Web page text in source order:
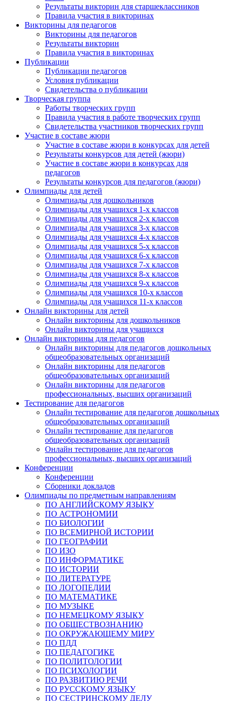
Результаты викторин для старшеклассников
Правила участия в викторинах
Викторины для педагогов
Викторины для педагогов
Результаты викторин
Правила участия в викторинах
Публикации
Публикации педагогов
Условия публикации
Свидетельства о публикации
Творческая группа
Работы творческих групп
Правила участия в работе творческих групп
Свидетельства участников творческих групп
Участие в составе жюри
Участие в составе жюри в конкурсах для детей
Результаты конкурсов для детей (жюри)
Участие в составе жюри в конкурсах для
педагогов
Результаты конкурсов для педагогов (жюри)
Олимпиады для детей
Олимпиады для дошкольников
Олимпиады для учащихся 1-х классов
Олимпиады для учащихся 2-х классов
Олимпиады для учащихся 3-х классов
Олимпиады для учащихся 4-х классов
Олимпиады для учащихся 5-х классов
Олимпиады для учащихся 6-х классов
Олимпиады для учащихся 7-х классов
Олимпиады для учащихся 8-х классов
Олимпиады для учащихся 9-х классов
Олимпиады для учащихся 10-х классов
Олимпиады для учащихся 11-х классов
Онлайн викторины для детей
Онлайн викторины для дошкольников
Онлайн викторины для учащихся
Онлайн викторины для педагогов
Онлайн викторины для педагогов дошкольных
общеобразовательных организаций
Онлайн викторины для педагогов
общеобразовательных организаций
Онлайн викторины для педагогов
профессиональных, высших организаций
Тестирование для педагогов
Онлайн тестирование для педагогов дошкольных
общеобразовательных организаций
Онлайн тестирование для педагогов
общеобразовательных организаций
Онлайн тестирование для педагогов
профессиональных, высших организаций
Конференции
Конференции
Сборники докладов
Олимпиады по предметным направлениям
ПО АНГЛИЙСКОМУ ЯЗЫКУ
ПО АСТРОНОМИИ
ПО БИОЛОГИИ
ПО ВСЕМИРНОЙ ИСТОРИИ
ПО ГЕОГРАФИИ
ПО ИЗО
ПО ИНФОРМАТИКЕ
ПО ИСТОРИИ
ПО ЛИТЕРАТУРЕ
ПО ЛОГОПЕДИИ
ПО МАТЕМАТИКЕ
ПО МУЗЫКЕ
ПО НЕМЕЦКОМУ ЯЗЫКУ
ПО ОБЩЕСТВОЗНАНИЮ
ПО ОКРУЖАЮЩЕМУ МИРУ
ПО ПДД
ПО ПЕДАГОГИКЕ
ПО ПОЛИТОЛОГИИ
ПО ПСИХОЛОГИИ
ПО РАЗВИТИЮ РЕЧИ
ПО РУССКОМУ ЯЗЫКУ
ПО СЕСТРИНСКОМУ ДЕЛУ